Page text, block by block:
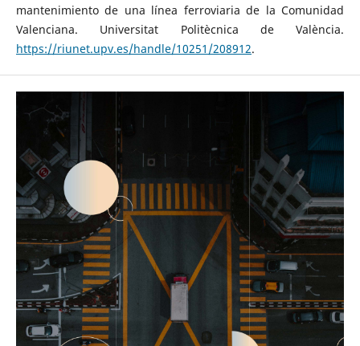
mantenimiento de una línea ferroviaria de la Comunidad
Valenciana. Universitat Politècnica de València.
https://riunet.upv.es/handle/10251/208912.